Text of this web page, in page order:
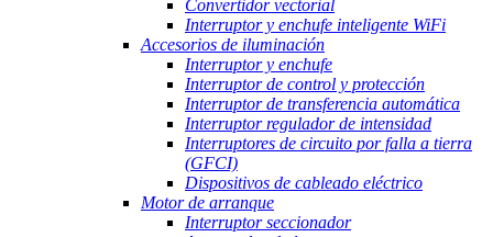
Convertidor vectorial
Interruptor y enchufe inteligente WiFi
Accesorios de iluminación
Interruptor y enchufe
Interruptor de control y protección
Interruptor de transferencia automática
Interruptor regulador de intensidad
Interruptores de circuito por falla a tierra
(GFCI)
Dispositivos de cableado eléctrico
Motor de arranque
Interruptor seccionador